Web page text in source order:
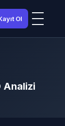
Ol
Analizi